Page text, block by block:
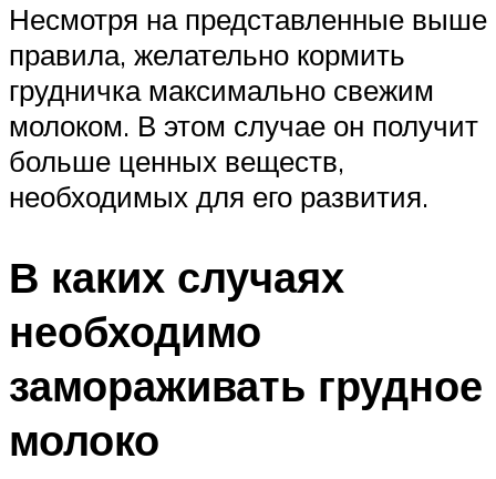
Несмотря на представленные выше
правила, желательно кормить
грудничка максимально свежим
молоком. В этом случае он получит
больше ценных веществ,
необходимых для его развития.
В каких случаях
необходимо
замораживать грудное
молоко